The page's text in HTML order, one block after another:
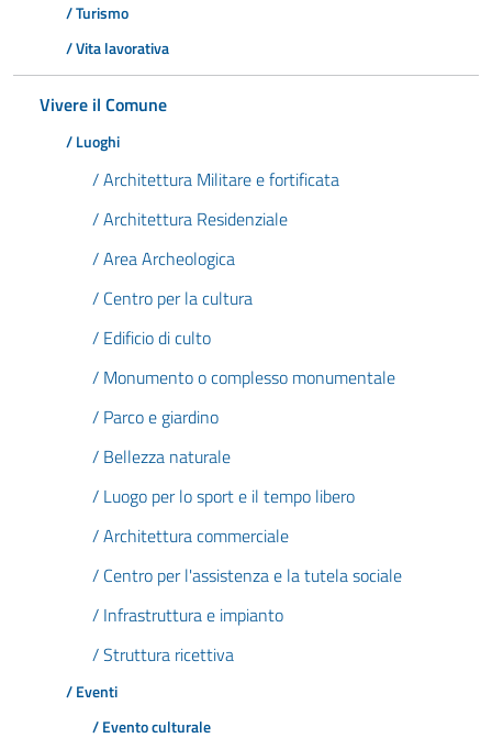
/ Turismo
/ Vita lavorativa
Vivere il Comune
/ Luoghi
/ Architettura Militare e fortificata
/ Architettura Residenziale
/ Area Archeologica
/ Centro per la cultura
/ Edificio di culto
/ Monumento o complesso monumentale
/ Parco e giardino
/ Bellezza naturale
/ Luogo per lo sport e il tempo libero
/ Architettura commerciale
/ Centro per l'assistenza e la tutela sociale
/ Infrastruttura e impianto
/ Struttura ricettiva
/ Eventi
/ Evento culturale